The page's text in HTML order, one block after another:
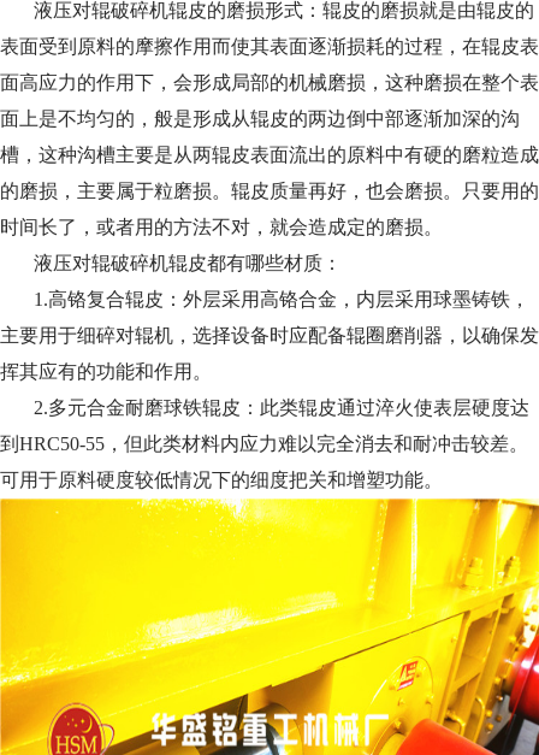
液压对辊破碎机辊皮的磨损形式：辊皮的磨损就是由辊皮的
表面受到原料的摩擦作用而使其表面逐渐损耗的过程，在辊皮表
面高应力的作用下，会形成局部的机械磨损，这种磨损在整个表
面上是不均匀的，般是形成从辊皮的两边倒中部逐渐加深的沟
槽，这种沟槽主要是从两辊皮表面流出的原料中有硬的磨粒造成
的磨损，主要属于粒磨损。辊皮质量再好，也会磨损。只要用的
时间长了，或者用的方法不对，就会造成定的磨损。
液压对辊破碎机辊皮都有哪些材质：
1.高铬复合辊皮：外层采用高铬合金，内层采用球墨铸铁，
主要用于细碎对辊机，选择设备时应配备辊圈磨削器，以确保发
挥其应有的功能和作用。
2.多元合金耐磨球铁辊皮：此类辊皮通过淬火使表层硬度达
到HRC50-55，但此类材料内应力难以完全消去和耐冲击较差。
可用于原料硬度较低情况下的细度把关和增塑功能。